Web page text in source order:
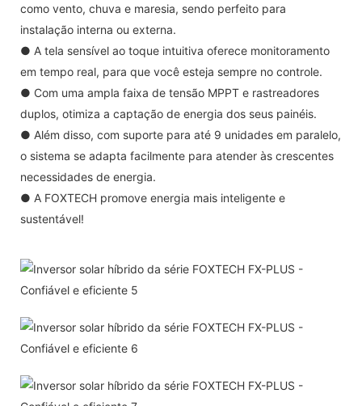
como vento, chuva e maresia, sendo perfeito para
instalação interna ou externa.
● A tela sensível ao toque intuitiva oferece monitoramento
em tempo real, para que você esteja sempre no controle.
● Com uma ampla faixa de tensão MPPT e rastreadores
duplos, otimiza a captação de energia dos seus painéis.
● Além disso, com suporte para até 9 unidades em paralelo,
o sistema se adapta facilmente para atender às crescentes
necessidades de energia.
● A FOXTECH promove energia mais inteligente e
sustentável!